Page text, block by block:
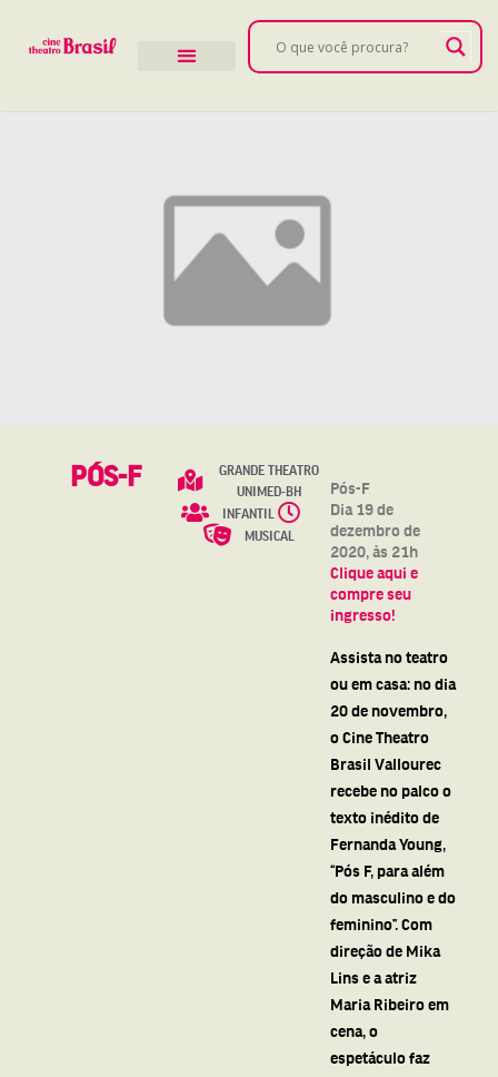
PÓS-F
GRANDE THEATRO
UNIMED-BH
INFANTIL
MUSICAL
Pós-F
Dia 19 de
dezembro de
2020, às 21h
Clique aqui e
compre seu
ingresso!
Assista no teatro
ou em casa: no dia
20 de novembro,
o Cine Theatro
Brasil Vallourec
recebe no palco o
texto inédito de
Fernanda Young,
“Pós F, para além
do masculino e do
feminino”. Com
direção de Mika
Lins e a atriz
Maria Ribeiro em
cena, o
espetáculo faz